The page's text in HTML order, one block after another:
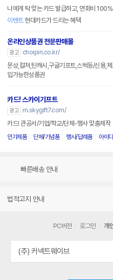
나에게 딱 맞는 카드 발급하고, 연회비
이벤트현대카드가 드리는 혜택
온라인상품권 전문판매몰
광고
choipin.co.kr/
문상,컬쳐,틴캐시,구글기프트,스벅등/신용,
입가능한상품권
카드! 스카이기프트
광고
m.skygift7.com/
카드! 관공서/기업/학교/단체-행사 맞춤제작
인기제품 단체/기념품 행사/답례품 아이
빠른배송 안내
법적고지 안내
PC버전 로그인 개
(주) 커넥트웨이브